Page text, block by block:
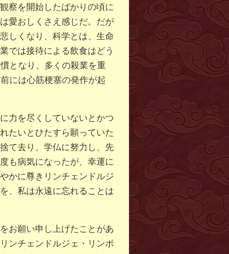
察を開始したばかりの頃に
愛おしくさえ感じだ。だが
しくなり、科学とは、生命
では接待による飲食はどう
となり、多くの殺業を重
には心筋梗塞の発作が起
力を尽くしていないとかつ
たいとひたすら願っていた
て去り、学仏に努力し、先
も病気になったが、幸運に
かに尊きリンチェンドルジ
、私は永遠に忘れることは
お願い申し上げたことがあ
ンチェンドルジェ・リンポ